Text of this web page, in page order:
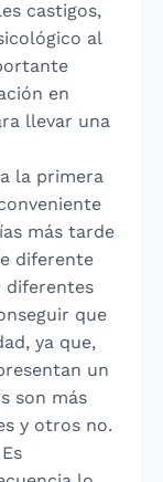
castigos,
al
en
llevar una
la primera
más tarde
diferente
diferentes
que
ya que,
un
son más
y otros no.